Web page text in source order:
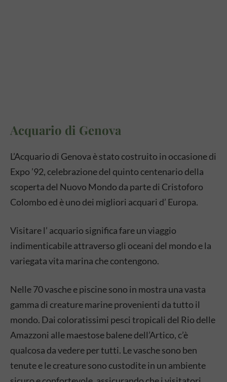
Acquario di Genova
L’Acquario di Genova è stato costruito in occasione di
Expo ’92, celebrazione del quinto centenario della
scoperta del Nuovo Mondo da parte di Cristoforo
Colombo ed è uno dei migliori acquari d’ Europa.
Visitare l’ acquario significa fare un viaggio
indimenticabile attraverso gli oceani del mondo e la
variegata vita marina che contengono.
Nelle 70 vasche e piscine sono in mostra una vasta
gamma di creature marine provenienti da tutto il
mondo. Dai coloratissimi pesci tropicali del Rio delle
Amazzoni alle maestose balene dell’Artico, c’è
qualcosa da vedere per tutti. Le vasche sono ben
tenute e le creature sono custodite in un ambiente